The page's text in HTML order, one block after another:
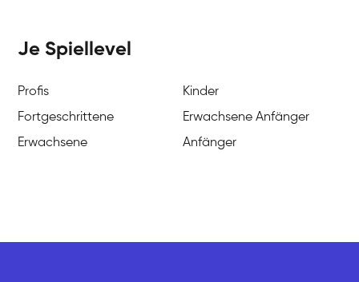
Je Spiellevel
Profis
Kinder
Fortgeschrittene
Erwachsene Anfänger
Erwachsene
Anfänger